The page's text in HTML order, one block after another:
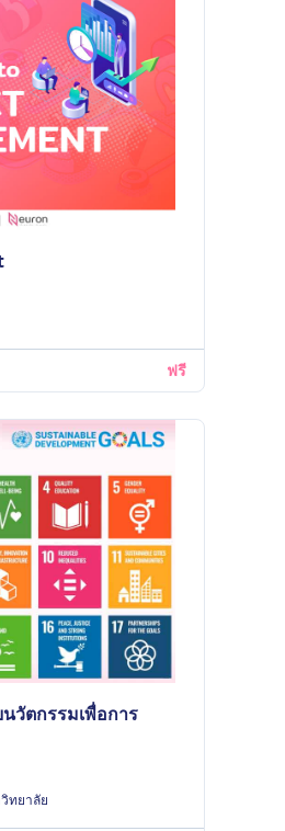
ฟรี
นวัตกรรมเพื่อการ
ทยาลัย